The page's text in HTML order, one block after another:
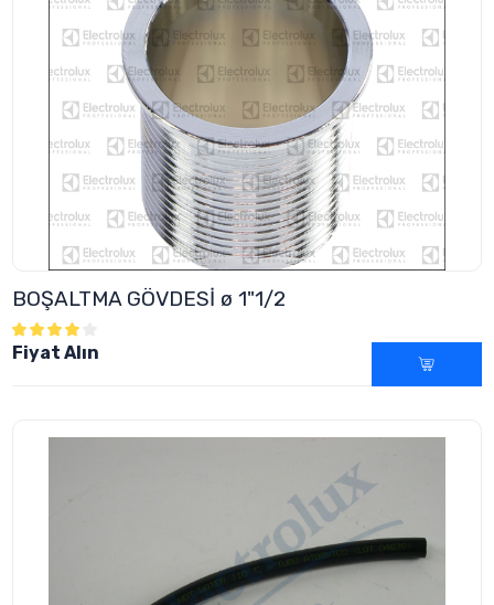
BOŞALTMA GÖVDESİ ø 1"1/2
Fiyat Alın